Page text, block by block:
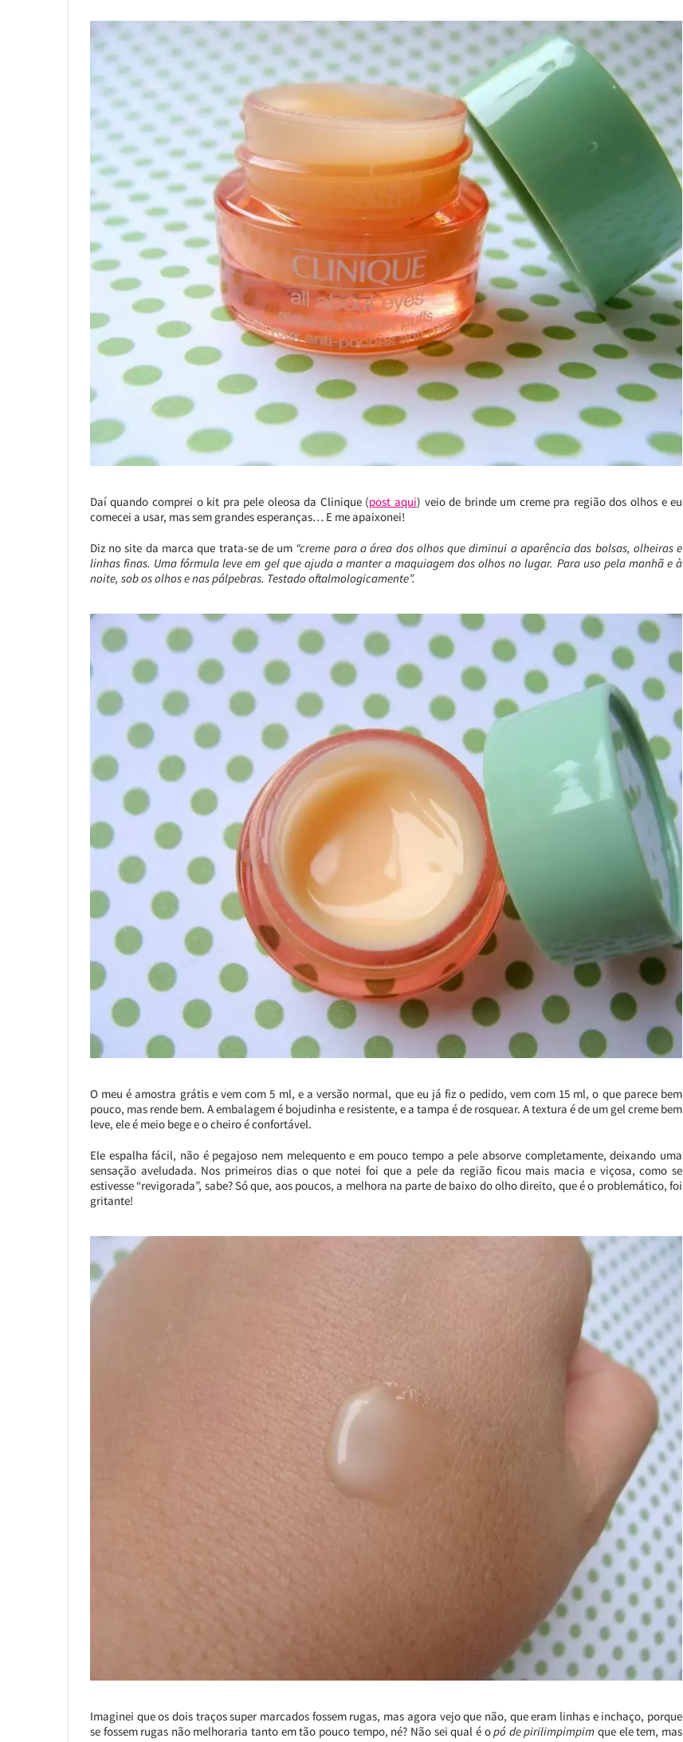
Daí quando comprei o kit pra pele oleosa da Clinique (post aqui) veio de brinde um creme pra região dos olhos e eu
comecei a usar, mas sem grandes esperanças… E me apaixonei!
Diz no site da marca que trata-se de um “creme para a área dos olhos que diminui a aparência das bolsas, olheiras e
linhas finas. Uma fórmula leve em gel que ajuda a manter a maquiagem dos olhos no lugar. Para uso pela manhã e à
noite, sob os olhos e nas pálpebras. Testado oftalmologicamente”.
O meu é amostra grátis e vem com 5 ml, e a versão normal, que eu já fiz o pedido, vem com 15 ml, o que parece bem
pouco, mas rende bem. A embalagem é bojudinha e resistente, e a tampa é de rosquear. A textura é de um gel creme bem
leve, ele é meio bege e o cheiro é confortável.
Ele espalha fácil, não é pegajoso nem melequento e em pouco tempo a pele absorve completamente, deixando uma
sensação aveludada. Nos primeiros dias o que notei foi que a pele da região ficou mais macia e viçosa, como se
estivesse “revigorada”, sabe? Só que, aos poucos, a melhora na parte de baixo do olho direito, que é o problemático, foi
gritante!
Imaginei que os dois traços super marcados fossem rugas, mas agora vejo que não, que eram linhas e inchaço, porque
se fossem rugas não melhoraria tanto em tão pouco tempo, né? Não sei qual é opó de pirilimpimpim que ele tem, mas